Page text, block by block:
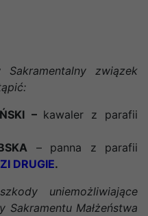
związek
– kawaler z parafii
– panna z parafii
DRUGIE.
uniemożliwiające
Małżeństwa